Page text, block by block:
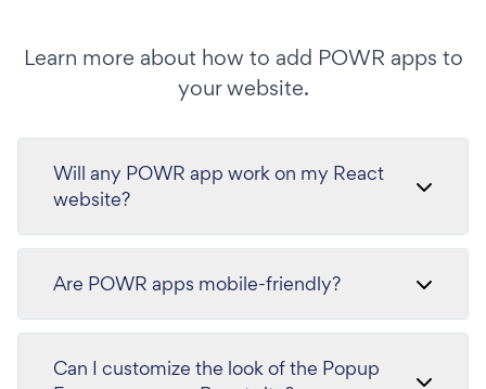
Learn more about how to add POWR apps to
your website.
Will any POWR app work on my React
website?
Are POWR apps mobile-friendly?
Can I customize the look of the Popup